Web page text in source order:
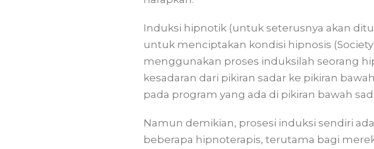
Induksi hipnotik (untuk seterusnya akan
untuk menciptakan kondisi hipnosis
menggunakan proses induksilah seorang
kesadaran dari pikiran sadar ke pikiran
pada program yang ada di pikiran bawah
Namun demikian, prosesi induksi sendiri
beberapa hipnoterapis, terutama bagi